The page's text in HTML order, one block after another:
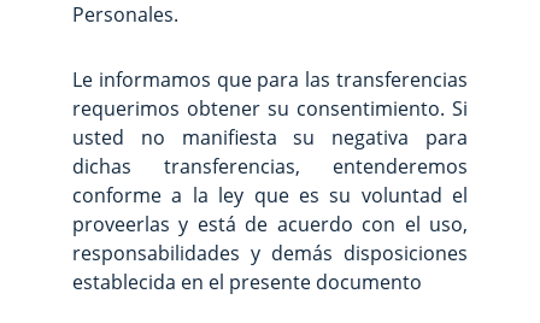
Personales.
Le informamos que para las transferencias
requerimos obtener su consentimiento. Si
usted no manifiesta su negativa para
dichas transferencias, entenderemos
conforme a la ley que es su voluntad el
proveerlas y está de acuerdo con el uso,
responsabilidades y demás disposiciones
establecida en el presente documento